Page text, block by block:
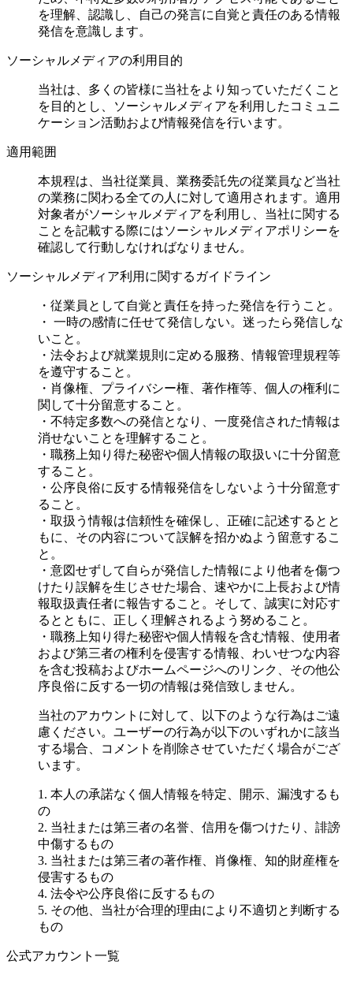
を理解、認識し、自己の発言に自覚と責任のある情報
発信を意識します。
ソーシャルメディアの利用目的
当社は、多くの皆様に当社をより知っていただくこと
を目的とし、ソーシャルメディアを利用したコミュニ
ケーション活動および情報発信を行います。
適用範囲
本規程は、当社従業員、業務委託先の従業員など当社
の業務に関わる全ての人に対して適用されます。適用
対象者がソーシャルメディアを利用し、当社に関する
ことを記載する際にはソーシャルメディアポリシーを
確認して行動しなければなりません。
ソーシャルメディア利用に関するガイドライン
・従業員として自覚と責任を持った発信を行うこと。
・ 一時の感情に任せて発信しない。迷ったら発信しな
いこと。
・法令および就業規則に定める服務、情報管理規程等
を遵守すること。
・肖像権、プライバシー権、著作権等、個人の権利に
関して十分留意すること。
・不特定多数への発信となり、一度発信された情報は
消せないことを理解すること。
・職務上知り得た秘密や個人情報の取扱いに十分留意
すること。
・公序良俗に反する情報発信をしないよう十分留意す
ること。
・取扱う情報は信頼性を確保し、正確に記述するとと
もに、その内容について誤解を招かぬよう留意するこ
と。
・意図せずして自らが発信した情報により他者を傷つ
けたり誤解を生じさせた場合、速やかに上長および情
報取扱責任者に報告すること。そして、誠実に対応す
るとともに、正しく理解されるよう努めること。
・職務上知り得た秘密や個人情報を含む情報、使用者
および第三者の権利を侵害する情報、わいせつな内容
を含む投稿およびホームページへのリンク、その他公
序良俗に反する一切の情報は発信致しません。
当社のアカウントに対して、以下のような行為はご遠
慮ください。ユーザーの行為が以下のいずれかに該当
する場合、コメントを削除させていただく場合がござ
います。
1. 本人の承諾なく個人情報を特定、開示、漏洩するも
の
2. 当社または第三者の名誉、信用を傷つけたり、誹謗
中傷するもの
3. 当社または第三者の著作権、肖像権、知的財産権を
侵害するもの
4. 法令や公序良俗に反するもの
5. その他、当社が合理的理由により不適切と判断する
もの
公式アカウント一覧